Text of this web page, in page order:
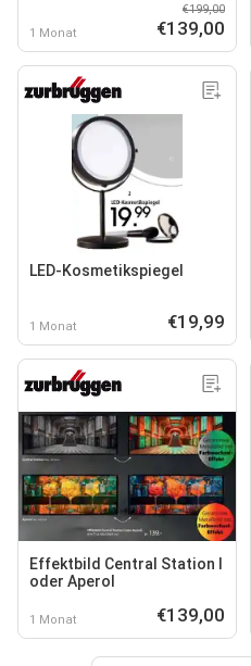
1 Monat
€199,00
€139,00
LED-Kosmetikspiegel
1 Monat €19,99
Effektbild Central Station I
oder Aperol
1 Monat €139,00